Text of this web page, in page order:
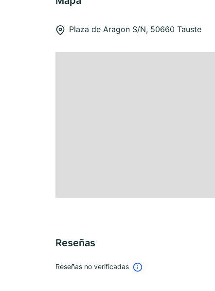
Plaza de Aragon S/N, 50660 Tauste
Reseñas
Reseñas no verificadas